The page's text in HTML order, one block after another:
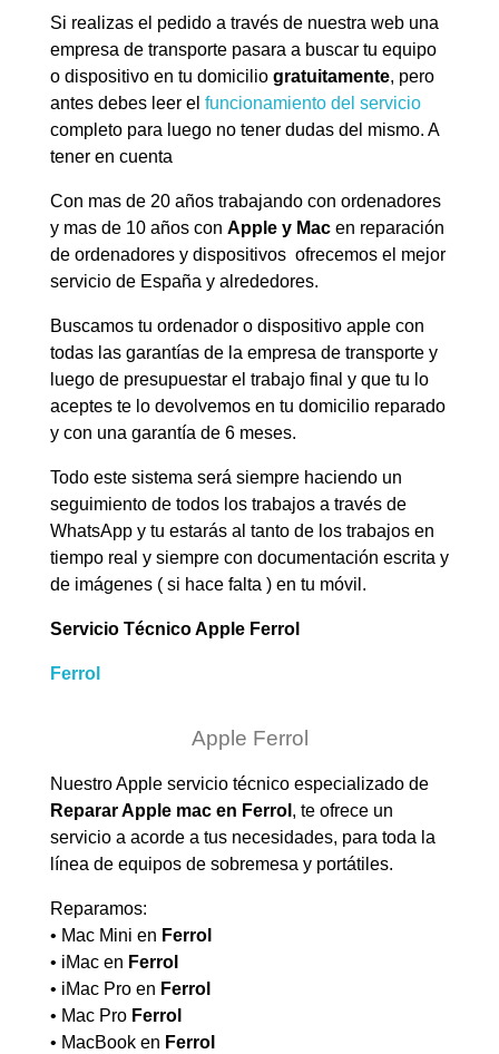
Si realizas el pedido a través de nuestra web una
empresa de transporte pasara a buscar tu equipo
o dispositivo en tu domicilio gratuitamente, pero
antes debes leer el funcionamiento del servicio
completo para luego no tener dudas del mismo. A
tener en cuenta
Con mas de 20 años trabajando con ordenadores
y mas de 10 años con Apple y Mac en reparación
de ordenadores y dispositivos ofrecemos el mejor
servicio de España y alrededores.
Buscamos tu ordenador o dispositivo apple con
todas las garantías de la empresa de transporte y
luego de presupuestar el trabajo final y que tu lo
aceptes te lo devolvemos en tu domicilio reparado
y con una garantía de 6 meses.
Todo este sistema será siempre haciendo un
seguimiento de todos los trabajos a través de
WhatsApp y tu estarás al tanto de los trabajos en
tiempo real y siempre con documentación escrita y
de imágenes ( si hace falta ) en tu móvil.
Servicio Técnico Apple Ferrol
Ferrol
Apple Ferrol
Nuestro Apple servicio técnico especializado de
Reparar Apple mac en Ferrol , te ofrece un
servicio a acorde a tus necesidades, para toda la
línea de equipos de sobremesa y portátiles.
Reparamos:
• Mac Mini en Ferrol
• iMac en Ferrol
• iMac Pro en Ferrol
• Mac Pro Ferrol
• MacBook en Ferrol